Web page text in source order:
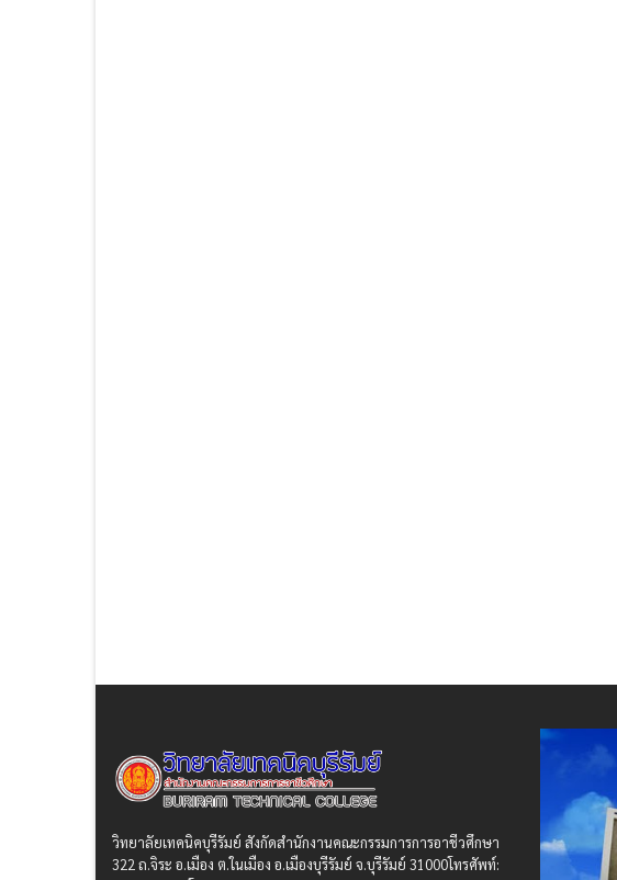
วิทยาลัยเทคนิคบุรีรัมย์ สังกัดสํานักงานคณะกรรมการการอาชีวศึกษา
322 ถ.จิระ อ.เมือง ต.ในเมือง อ.เมืองบุรีรัมย์ จ.บุรีรัมย์ 31000โทรศัพท์: